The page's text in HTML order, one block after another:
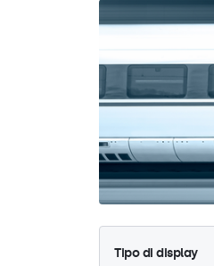
Tipo di display